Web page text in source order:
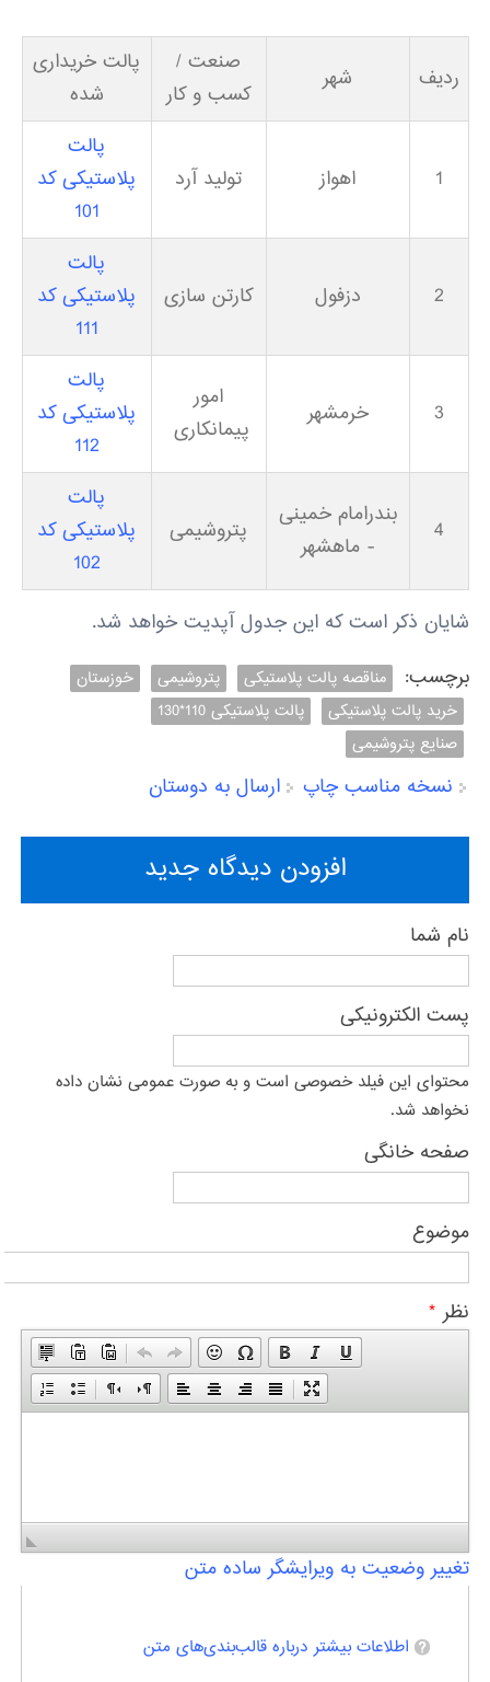
ردیف شهر
صنعت /
کسب و کار
پالت خریداری
شده
1 اهواز تولید آرد
پالت
پلاستیکی کد
101
2 دزفول کارتن سازی
پالت
پلاستیکی کد
111
3 خرمشهر
امور
پیمانکاری
پالت
پلاستیکی کد
112
4
بندرامام خمینی
- ماهشهر
پتروشیمی
پالت
پلاستیکی کد
102
شایان ذکر است که این جدول آپدیت خواهد شد.
برچسب:
مناقصه پالت پلاستیکی پتروشیمی
خوزستان
خرید پالت پلاستیکی
پالت پلاستیکی 110*130
صنایع پتروشیمی
نسخه مناسب چاپ ارسال به دوستان
افزودن دیدگاه جدید
نام شما
پست الکترونیکی
محتوای این فیلد خصوصی است و به صورت عمومی نشان داده
نخواهد شد.
صفحه خانگی
موضوع
نظر *
تغییر وضعیت به ویرایشگر ساده متن
اطلاعات بیشتر درباره قالب‌بندی‌های متن